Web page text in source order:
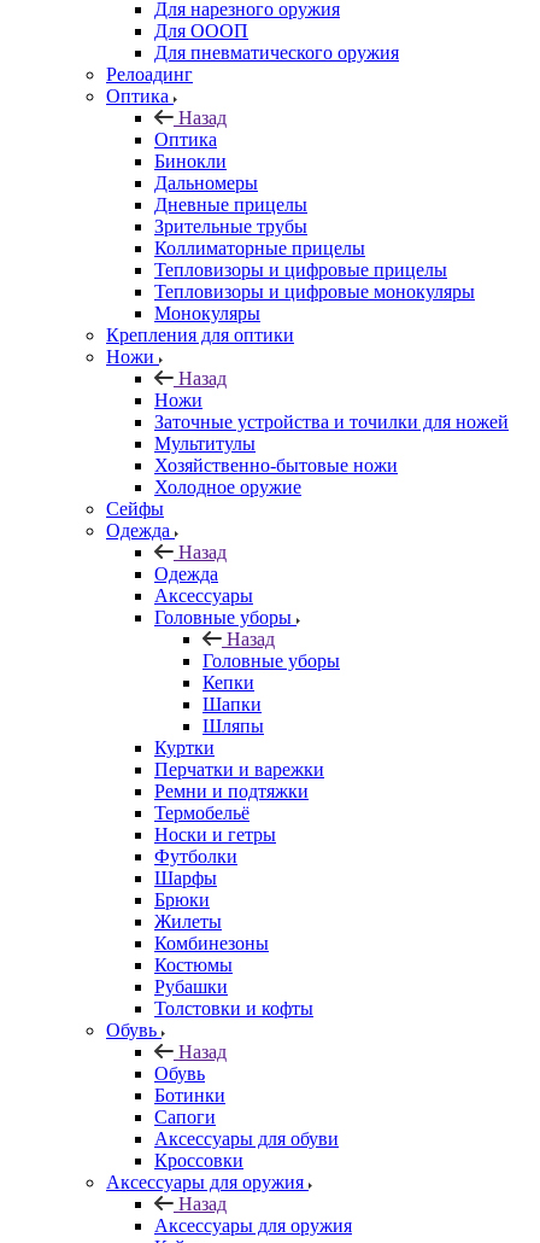
Для нарезного оружия
Для ОООП
Для пневматического оружия
Релоадинг
Оптика
Назад
Оптика
Бинокли
Дальномеры
Дневные прицелы
Зрительные трубы
Коллиматорные прицелы
Тепловизоры и цифровые прицелы
Тепловизоры и цифровые монокуляры
Монокуляры
Крепления для оптики
Ножи
Назад
Ножи
Заточные устройства и точилки для ножей
Мультитулы
Хозяйственно-бытовые ножи
Холодное оружие
Сейфы
Одежда
Назад
Одежда
Аксессуары
Головные уборы
Назад
Головные уборы
Кепки
Шапки
Шляпы
Куртки
Перчатки и варежки
Ремни и подтяжки
Термобельё
Носки и гетры
Футболки
Шарфы
Брюки
Жилеты
Комбинезоны
Костюмы
Рубашки
Толстовки и кофты
Обувь
Назад
Обувь
Ботинки
Сапоги
Аксессуары для обуви
Кроссовки
Аксессуары для оружия
Назад
Аксессуары для оружия